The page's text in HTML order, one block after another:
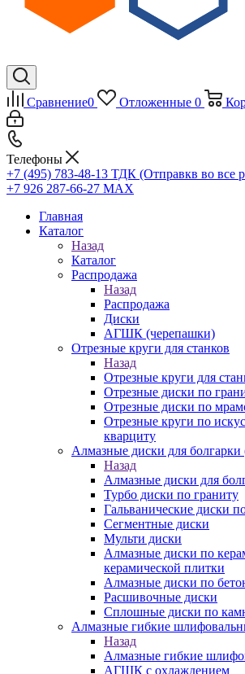
Сравнение0 Отложенные 0
Телефоны
+7 (495) 783-48-13 ТДК (Отправкв во все
+7 926 287-66-27 МАХ
Главная
Каталог
Назад
Каталог
Распродажа
Назад
Распродажа
Диски
АГШК (черепашки)
Отрезные круги для станков
Назад
Отрезные круги для
Отрезные диски по
Отрезные диски по
Отрезные круги по
кварциту
Алмазные диски для
Назад
Алмазные диски для
Турбо диски по граниту
Гальванические диски
Сегментные диски
Мульти диски
Алмазные диски по
керамической плитки
Алмазные диски по
Расшивочные диски
Сплошные диски по
Алмазные гибкие
Назад
Алмазные гибкие
АГШК с охлаждением